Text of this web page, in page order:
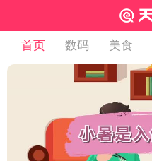
首页 数码 美食